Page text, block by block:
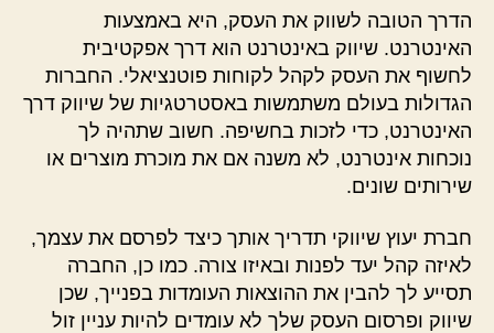
הדרך הטובה לשווק את העסק, היא באמצעות
האינטרנט. שיווק באינטרנט הוא דרך אפקטיבית
לחשוף את העסק לקהל לקוחות פוטנציאלי. החברות
הגדולות בעולם משתמשות באסטרטגיות של שיווק דרך
האינטרנט, כדי לזכות בחשיפה. חשוב שתהיה לך
נוכחות אינטרנט, לא משנה אם את מוכרת מוצרים או
שירותים שונים.
חברת יעוץ שיווקי תדריך אותך כיצד לפרסם את עצמך,
לאיזה קהל יעד לפנות ובאיזו צורה. כמו כן, החברה
תסייע לך להבין את ההוצאות העומדות בפנייך, שכן
שיווק ופרסום העסק שלך לא עומדים להיות עניין זול